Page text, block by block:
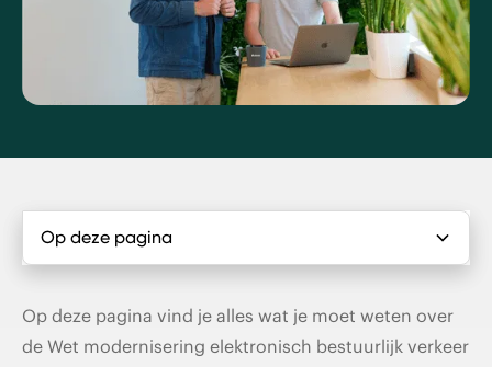
Op deze pagina
De Wmebv - wat is het?
De huidige situatie rondom de Wmebv
Op deze pagina vind je alles wat je moet weten over
de Wet modernisering elektronisch bestuurlijk verkeer